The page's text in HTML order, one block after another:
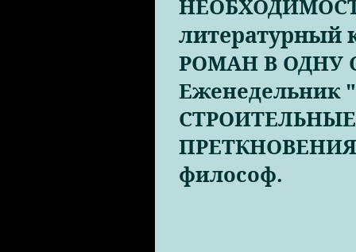
литературный
РОМАН В ОДНУ
Еженедельник
ПРЕТКНОВЕНИЯ
философ.